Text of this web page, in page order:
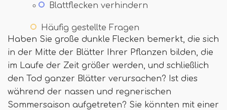
Blattflecken verhindern
Häufig gestellte Fragen
Haben Sie große dunkle Flecken bemerkt, die sich
in der Mitte der Blätter Ihrer Pflanzen bilden, die
im Laufe der Zeit größer werden, und schließlich
den Tod ganzer Blätter verursachen? Ist dies
während der nassen und regnerischen
Sommersaison aufgetreten? Sie könnten mit einer